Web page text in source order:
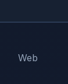
Web